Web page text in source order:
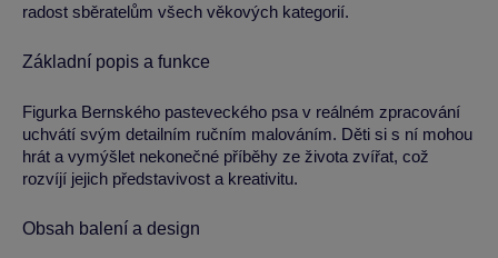
radost sběratelům všech věkových kategorií.
Základní popis a funkce
Figurka Bernského pasteveckého psa v reálném zpracování
uchvátí svým detailním ručním malováním. Děti si s ní mohou
hrát a vymýšlet nekonečné příběhy ze života zvířat, což
rozvíjí jejich představivost a kreativitu.
Obsah balení a design